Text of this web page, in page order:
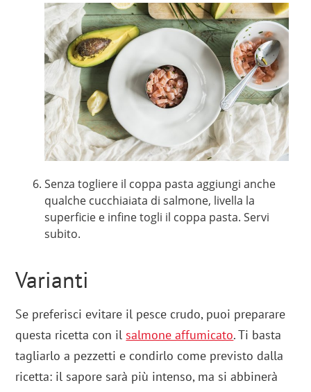
Senza togliere il coppa pasta aggiungi anche
qualche cucchiaiata di salmone, livella la
superficie e infine togli il coppa pasta. Servi
subito.
Varianti
Se preferisci evitare il pesce crudo, puoi preparare
questa ricetta con il salmone affumicato. Ti basta
tagliarlo a pezzetti e condirlo come previsto dalla
ricetta: il sapore sarà più intenso, ma si abbinerà